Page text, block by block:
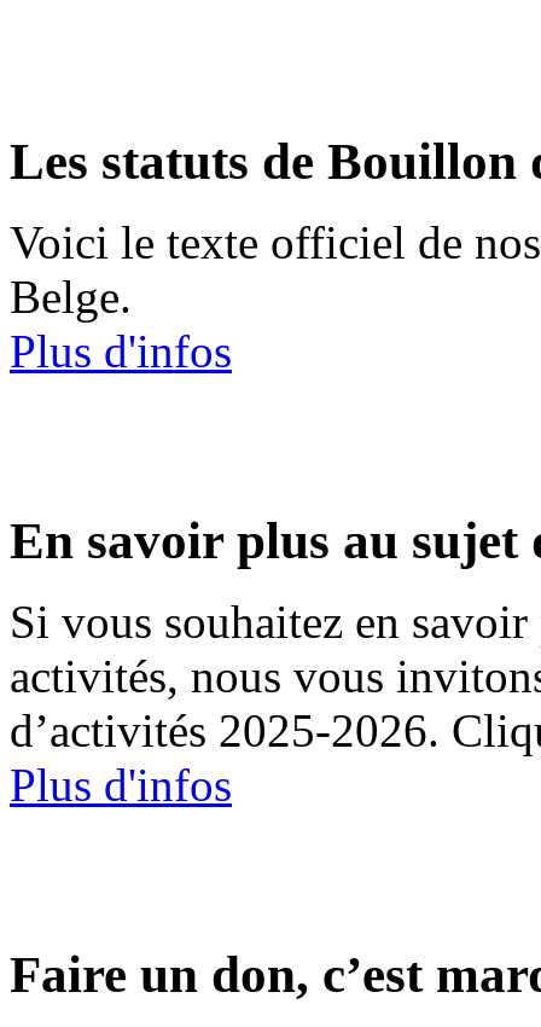
Les statuts de Bouillon
Voici le texte officiel de
Belge.
Plus d'infos
En savoir plus au sujet
Si vous souhaitez en
activités, nous vous
d’activités 2025-2026.
Plus d'infos
Faire un don, c’est